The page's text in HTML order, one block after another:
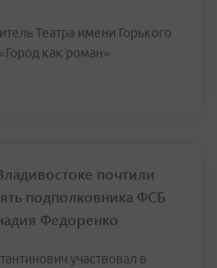
Театра имени Горького
как роман»
почтили
подполковника ФСБ
Федоренко
участвовал в